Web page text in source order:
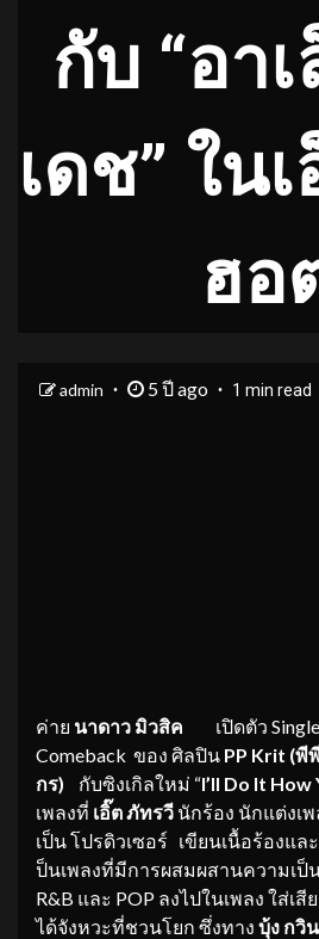
กับ “อา
เดช” ใน
ฮอ
admin 5 ปี ago 1 min read
​ค่าย นาดาว มิวสิค เปิดตัว Single
Comeback ของ ศิลปิน PP Krit (พี
กร) กับซิงเกิลใหม่ “I’ll Do It How
เพลงที่ เอิ๊ตภัทรวี นักร้อง นักแต่งเพ
เป็น โปรดิวเซอร์ เขียนเนื้อร้องแ
ป็นเพลงที่มีการผสมผสานความเป็
R&B และ POP ลงไปในเพลง ใส่เ
ได้จังหวะที่ชวนโยก ซึ่งทาง บุ้ง กวิ